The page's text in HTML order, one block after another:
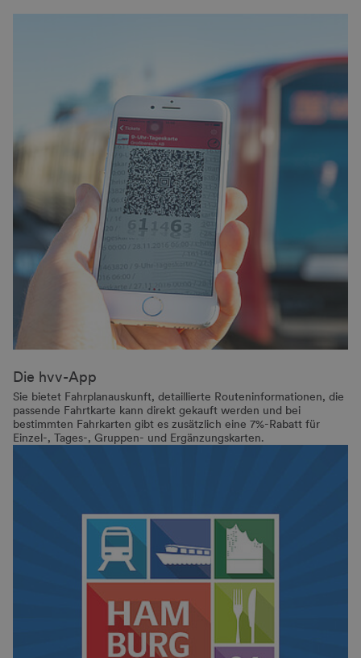
Die hvv-App
Sie bietet Fahrplanauskunft, detaillierte Routeninformationen, die
passende Fahrtkarte kann direkt gekauft werden und bei
bestimmten Fahrkarten gibt es zusätzlich eine 7%-Rabatt für
Einzel-, Tages-, Gruppen- und Ergänzungskarten.